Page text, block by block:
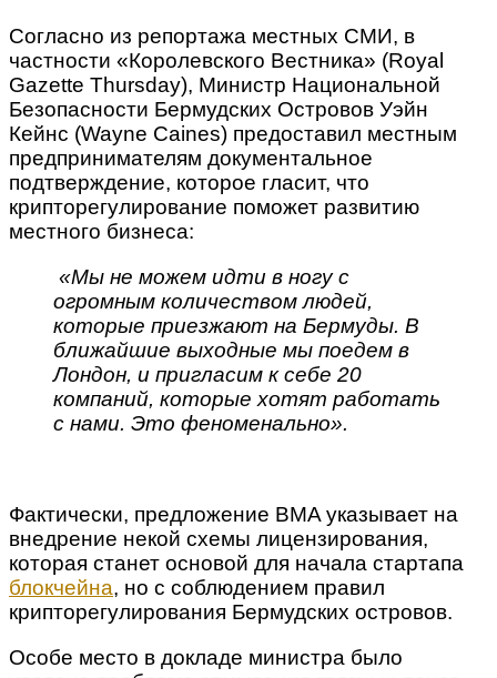
Согласно из репортажа местных СМИ, в
частности «Королевского Вестника» (Royal
Gazette Thursday), Министр Национальной
Безопасности Бермудских Островов Уэйн
Кейнс (Wayne Caines) предоставил местным
предпринимателям документальное
подтверждение, которое гласит, что
крипторегулирование поможет развитию
местного бизнеса:
«Мы не можем идти в ногу с
огромным количеством людей,
которые приезжают на Бермуды. В
ближайшие выходные мы поедем в
Лондон, и пригласим к себе 20
компаний, которые хотят работать
с нами. Это феноменально».
Фактически, предложение BMA указывает на
внедрение некой схемы лицензирования,
которая станет основой для начала стартапа
блокчейна, но с соблюдением правил
крипторегулирования Бермудских островов.
Особе место в докладе министра было